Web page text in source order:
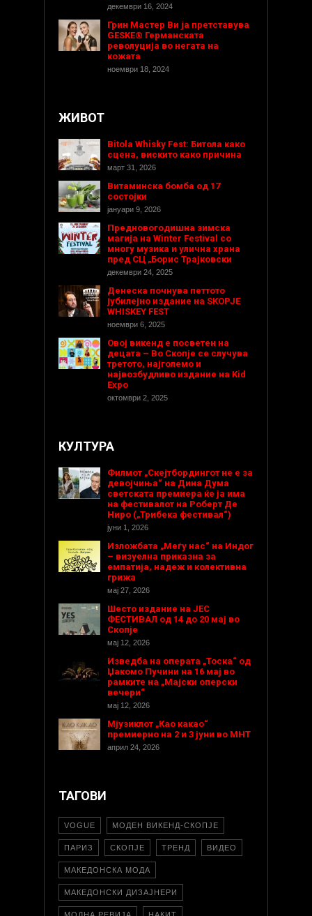
декември 16, 2024
Грин Мастер Ви ја претставува
GESKE® Германската
револуција во негата на
кожата
ноември 18, 2024
ЖИВОТ
Bitola Whisky Fest: Битола како
сцена, вискито како причина
март 31, 2026
Витаминска бомба од 17
состојки
јануари 9, 2026
Предновогодишнa зимска
магија на Winter Festival со
многу музика и улична храна
пред СЦ „Борис Трајковски
декември 24, 2025
Денеска почнува петтото
јубилејно издание на SKOPJE
WHISKEY FEST
ноември 6, 2025
Овој викенд е посветен на
децата – Во Скопје се случува
третото, најголемо и
највозбудливо издание на Kid
Expo
октомври 2, 2025
КУЛТУРА
Филмот „Скејтбордингот не е за
девојчиња“ на Дина Дума
светската премиера ќе ја има
на фестивалот на Роберт Де
Ниро („Трибека фестивал“)
јуни 1, 2026
Изложбата „Меѓу нас“ на Индог
– визуелна приказна за
емпатија, надеж и колективна
грижа
мај 27, 2026
Шесто издание на ЈЕС
ФЕСТИВАЛ од 14 до 20 мај во
Скопје
мај 12, 2026
Изведба на операта „Тоска“ од
Џакомо Пучини на 16 мај во
рамките на „Мајски оперски
вечери“
мај 12, 2026
Мјузиклот „Као какао“
премиерно на 2 и 3 јуни во МНТ
април 24, 2026
ТАГОВИ
VOGUE МОДЕН ВИКЕНД-СКОПЈЕ
ПАРИЗ СКОПЈЕ ТРЕНД ВИДЕО
МАКЕДОНСКА МОДА
МАКЕДОНСКИ ДИЗАЈНЕРИ